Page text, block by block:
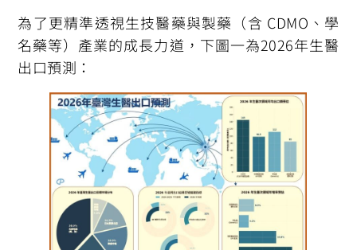
為了更精準透視生技醫藥與製藥（含 CDMO、學
名藥等）產業的成長力道，下圖一為2026年生醫
出口預測：